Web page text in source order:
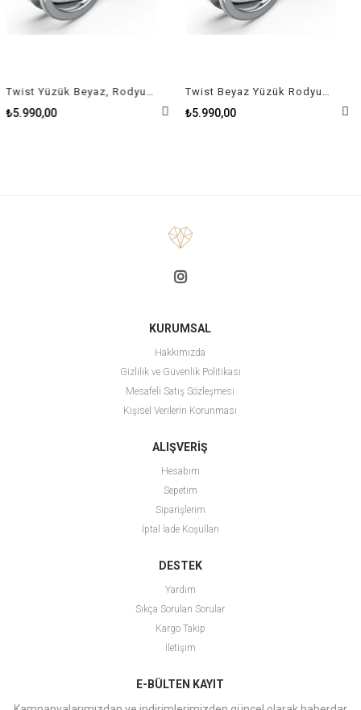
Twist Yüzük Beyaz, Rodyum kaplama Size 50
₺5.990,00
Twist Beyaz Yüzük Rodyum Kaplama Size 58
₺5.990,00
KURUMSAL
Hakkımızda
Gizlilik ve Güvenlik Politikası
Mesafeli Satış Sözleşmesi
Kişisel Verilerin Korunması
ALIŞVERİŞ
Hesabım
Sepetim
Siparişlerim
İptal İade Koşulları
DESTEK
Yardım
Sıkça Sorulan Sorular
Kargo Takip
İletişim
E-BÜLTEN KAYIT